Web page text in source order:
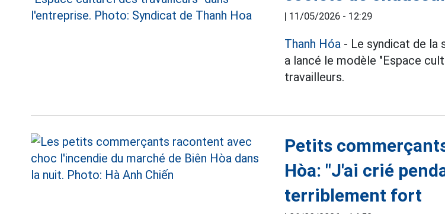
| 11/05/2026 - 12:29
Thanh Hóa - Le syndicat de la
a lancé le modèle "Espace
travailleurs.
Petits
Hòa: "J'ai crié
terriblement fort